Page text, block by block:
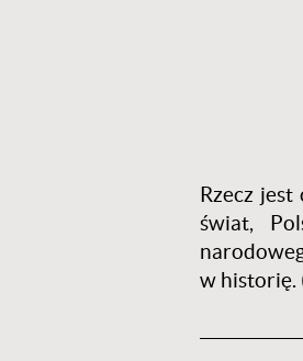
Rzecz
świat,
w historię.